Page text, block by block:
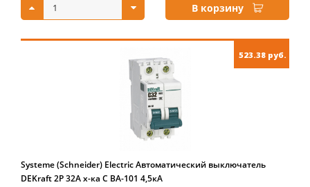
В корзину
523.38 руб.
Systeme (Schneider) Electric Автоматический выключатель
DEKraft 2Р 32А х-ка C ВА-101 4,5кА